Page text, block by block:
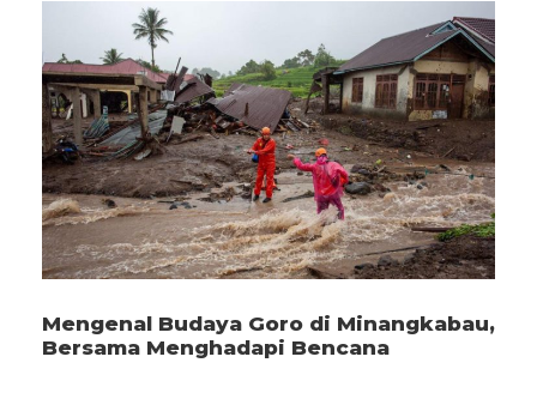
Mengenal Budaya Goro di Minangkabau,
Bersama Menghadapi Bencana